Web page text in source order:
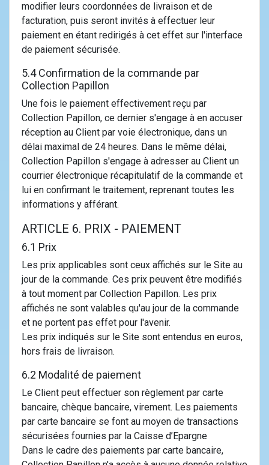
modifier leurs coordonnées de livraison et de
facturation, puis seront invités à effectuer leur
paiement en étant redirigés à cet effet sur l'interface
de paiement sécurisée.
5.4 Confirmation de la commande par
Collection Papillon
Une fois le paiement effectivement reçu par
Collection Papillon, ce dernier s'engage à en accuser
réception au Client par voie électronique, dans un
délai maximal de 24 heures. Dans le même délai,
Collection Papillon s'engage à adresser au Client un
courrier électronique récapitulatif de la commande et
lui en confirmant le traitement, reprenant toutes les
informations y afférant.
ARTICLE 6. PRIX - PAIEMENT
6.1 Prix
Les prix applicables sont ceux affichés sur le Site au
jour de la commande. Ces prix peuvent être modifiés
à tout moment par Collection Papillon. Les prix
affichés ne sont valables qu'au jour de la commande
et ne portent pas effet pour l'avenir.
Les prix indiqués sur le Site sont entendus en euros,
hors frais de livraison.
6.2 Modalité de paiement
Le Client peut effectuer son règlement par carte
bancaire, chèque bancaire, virement. Les paiements
par carte bancaire se font au moyen de transactions
sécurisées fournies par la Caisse d’Epargne
Dans le cadre des paiements par carte bancaire,